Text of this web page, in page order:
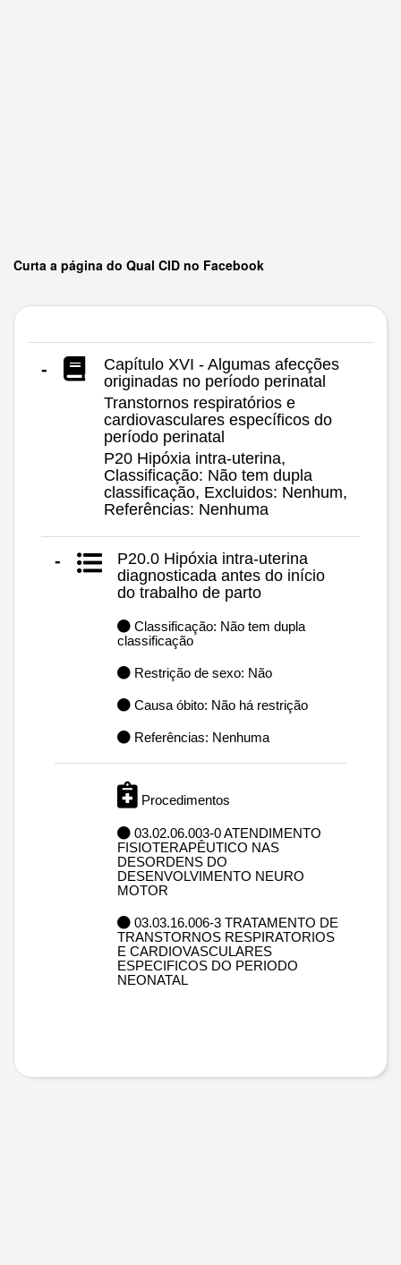
Curta a página do Qual CID no Facebook
-
Capítulo XVI - Algumas afecções
originadas no período perinatal
Transtornos respiratórios e
cardiovasculares específicos do
período perinatal
P20 Hipóxia intra-uterina,
Classificação: Não tem dupla
classificação, Excluidos: Nenhum,
Referências: Nenhuma
-
P20.0 Hipóxia intra-uterina
diagnosticada antes do início
do trabalho de parto
Classificação: Não tem dupla
classificação
Restrição de sexo: Não
Causa óbito: Não há restrição
Referências: Nenhuma
Procedimentos
03.02.06.003-0 ATENDIMENTO
FISIOTERAPÊUTICO NAS
DESORDENS DO
DESENVOLVIMENTO NEURO
MOTOR
03.03.16.006-3 TRATAMENTO DE
TRANSTORNOS RESPIRATORIOS
E CARDIOVASCULARES
ESPECIFICOS DO PERIODO
NEONATAL